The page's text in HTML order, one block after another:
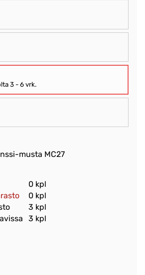
3 - 6 vrk.
musta MC27
0 kpl
0 kpl
3 kpl
3 kpl